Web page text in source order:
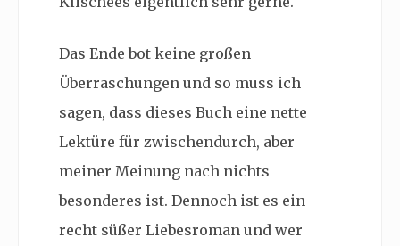
Das Ende bot keine großen
Überraschungen und so muss ich
sagen, dass dieses Buch eine nette
Lektüre für zwischendurch, aber
meiner Meinung nach nichts
besonderes ist. Dennoch ist es ein
recht süßer Liebesroman und wer